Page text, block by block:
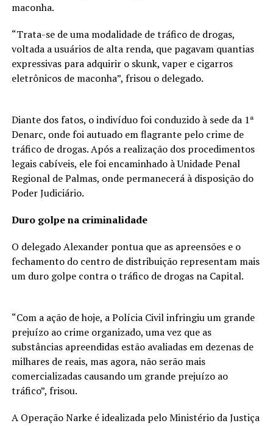
maconha.
“Trata-se de uma modalidade de tráfico de drogas,
voltada a usuários de alta renda, que pagavam quantias
expressivas para adquirir o skunk, vaper e cigarros
eletrônicos de maconha”, frisou o delegado.
Diante dos fatos, o indivíduo foi conduzido à sede da 1ª
Denarc, onde foi autuado em flagrante pelo crime de
tráfico de drogas. Após a realização dos procedimentos
legais cabíveis, ele foi encaminhado à Unidade Penal
Regional de Palmas, onde permanecerá à disposição do
Poder Judiciário.
Duro golpe na criminalidade
O delegado Alexander pontua que as apreensões e o
fechamento do centro de distribuição representam mais
um duro golpe contra o tráfico de drogas na Capital.
“Com a ação de hoje, a Polícia Civil infringiu um grande
prejuízo ao crime organizado, uma vez que as
substâncias apreendidas estão avaliadas em dezenas de
milhares de reais, mas agora, não serão mais
comercializadas causando um grande prejuízo ao
tráfico”, frisou.
A Operação Narke é idealizada pelo Ministério da Justiça